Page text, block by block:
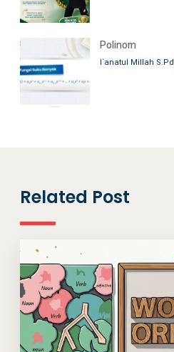
Polinom
I`anatul Millah S.Pd
Related Post